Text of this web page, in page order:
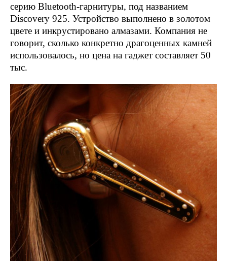
серию Bluetooth-гарнитуры, под названием
Discovery 925. Устройство выполнено в золотом
цвете и инкрустировано алмазами. Компания не
говорит, сколько конкретно драгоценных камней
использовалось, но цена на гаджет составляет 50
тыс.